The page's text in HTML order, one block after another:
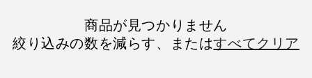
商品が見つかりません
絞り込みの数を減らす、またはすべてクリア